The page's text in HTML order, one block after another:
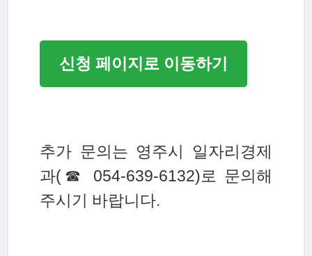
신청 페이지로 이동하기
추가 문의는 영주시 일자리경제
과(☎ 054-639-6132)로 문의해
주시기 바랍니다.